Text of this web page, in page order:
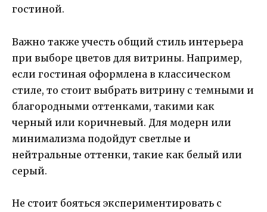
гостиной.
Важно также учесть общий стиль интерьера
при выборе цветов для витрины. Например,
если гостиная оформлена в классическом
стиле, то стоит выбрать витрину с темными и
благородными оттенками, такими как
черный или коричневый. Для модерн или
минимализма подойдут светлые и
нейтральные оттенки, такие как белый или
серый.
Не стоит бояться экспериментировать с